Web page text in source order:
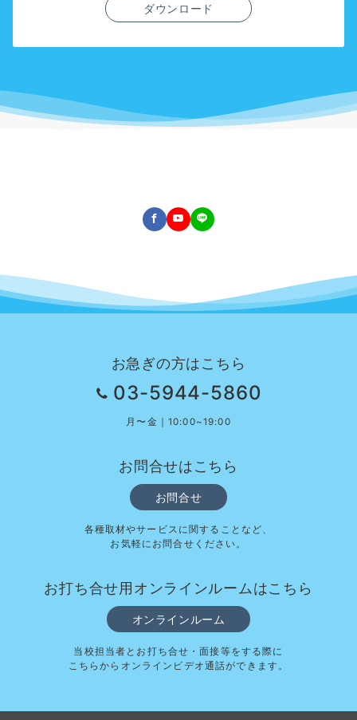
ダウンロード
お急ぎの方はこちら
03-5944-5860
月〜金｜10:00~19:00
お問合せはこちら
お問合せ
各種取材やサービスに関することなど、
お気軽にお問合せください。
お打ち合せ用オンラインルームはこちら
オンラインルーム
当校担当者とお打ち合せ・面接等をする際に
こちらからオンラインビデオ通話ができます。